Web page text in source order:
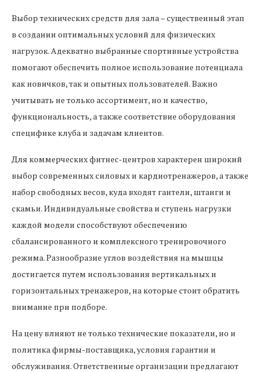
Выбор технических средств для зала – существенный этап
в создании оптимальных условий для физических
нагрузок. Адекватно выбранные спортивные устройства
помогают обеспечить полное использование потенциала
как новичков, так и опытных пользователей. Важно
учитывать не только ассортимент, но и качество,
функциональность, а также соответствие оборудования
специфике клуба и задачам клиентов.
Для коммерческих фитнес-центров характерен широкий
выбор современных силовых и кардиотренажеров, а также
набор свободных весов, куда входят гантели, штанги и
скамьи. Индивидуальные свойства и ступень нагрузки
каждой модели способствуют обеспечению
сбалансированного и комплексного тренировочного
режима. Разнообразие углов воздействия на мышцы
достигается путем использования вертикальных и
горизонтальных тренажеров, на которые стоит обратить
внимание при подборе.
На цену влияют не только технические показатели, но и
политика фирмы-поставщика, условия гарантии и
обслуживания. Ответственные организации предлагают